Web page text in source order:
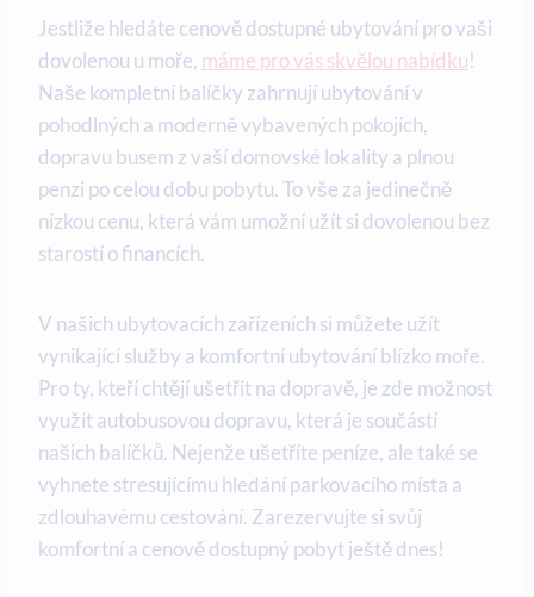
Jestliže hledáte cenově⁤ dostupné ubytování pro vaši
dovolenou ⁢u moře, ⁣ máme pro vás skvělou nabídku!
Naše kompletní balíčky ‌zahrnují ubytování v
pohodlných a moderně vybavených ​pokojích,
dopravu busem z vaší domovské lokality a plnou
penzi po celou dobu pobytu. To vše za jedinečně
nízkou cenu, která⁣ vám umožní užít ‌si dovolenou bez
‍starostí o financích.
V našich ubytovacích zařízeních si můžete užít
vynikající služby a‍ komfortní ubytování blízko moře. ​
Pro ty,⁢ kteří chtějí ušetřit na⁢ dopravě, ⁢je zde možnost
‌využít autobusovou dopravu, ‍která‌ je součástí
našich ‌balíčků. Nejenže ušetříte peníze, ‍ale také se
vyhnete stresujícímu hledání parkovacího místa a
zdlouhavému‌ cestování. Zarezervujte si svůj
komfortní a cenově dostupný ‍pobyt ještě dnes!